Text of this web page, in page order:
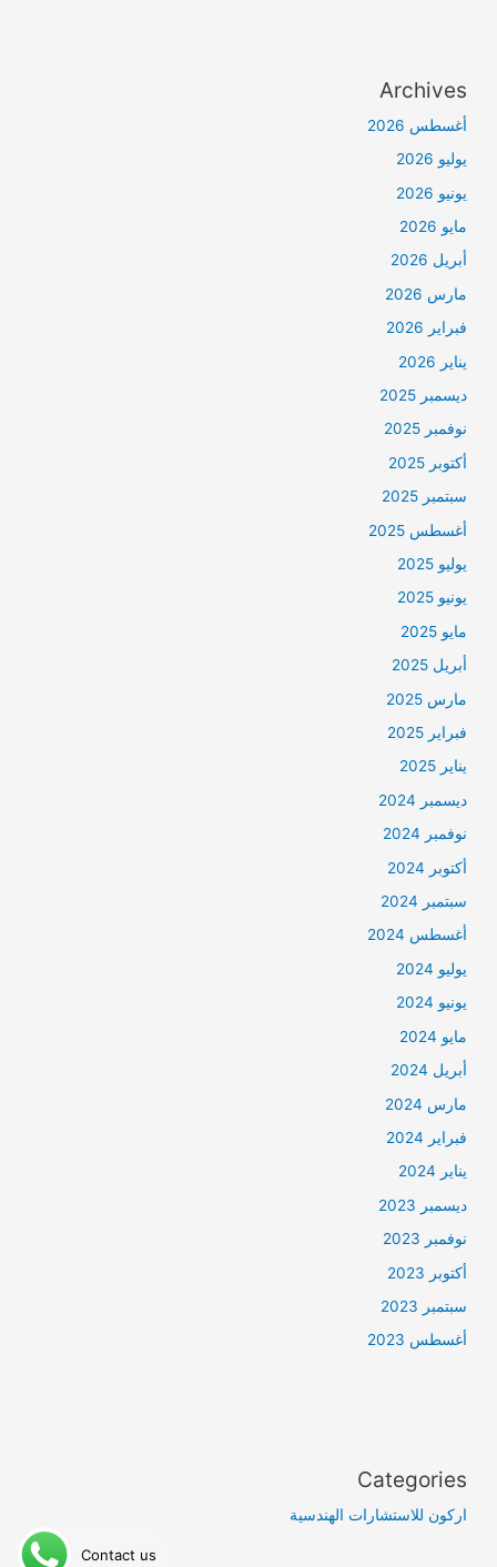
Archives
أغسطس 2026
يوليو 2026
يونيو 2026
مايو 2026
أبريل 2026
مارس 2026
فبراير 2026
يناير 2026
ديسمبر 2025
نوفمبر 2025
أكتوبر 2025
سبتمبر 2025
أغسطس 2025
يوليو 2025
يونيو 2025
مايو 2025
أبريل 2025
مارس 2025
فبراير 2025
يناير 2025
ديسمبر 2024
نوفمبر 2024
أكتوبر 2024
سبتمبر 2024
أغسطس 2024
يوليو 2024
يونيو 2024
مايو 2024
أبريل 2024
مارس 2024
فبراير 2024
يناير 2024
ديسمبر 2023
نوفمبر 2023
أكتوبر 2023
سبتمبر 2023
أغسطس 2023
Categories
اركون للاستشارات الهندسية
Contact us